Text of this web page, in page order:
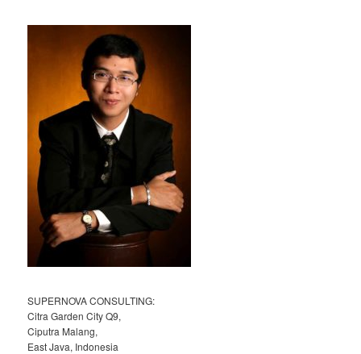
SUPERNOVA CONSULTING:
Citra Garden City Q9,
Ciputra Malang,
East Java, Indonesia